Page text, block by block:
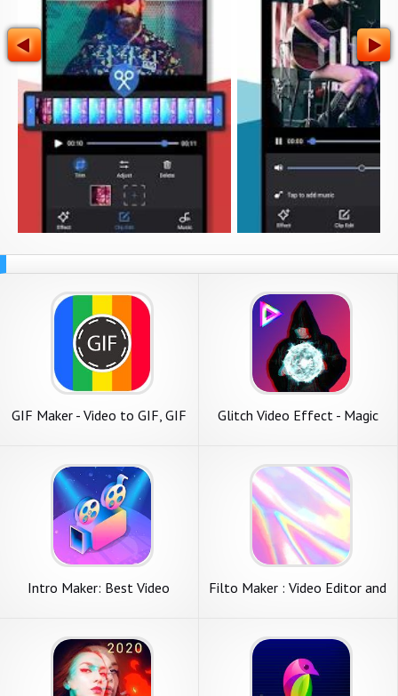
GIF Maker - Video to GIF, GIF
Glitch Video Effect - Magic
Intro Maker: Best Video
Filto Maker : Video Editor and